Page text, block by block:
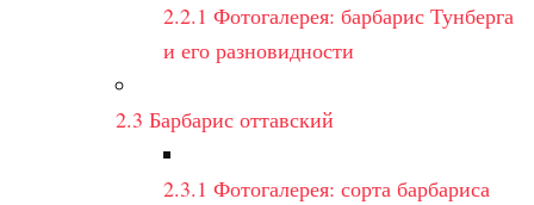
2.2.1 Фотогалерея: барбарис Тунберга
и его разновидности
2.3 Барбарис оттавский
2.3.1 Фотогалерея: сорта барбариса